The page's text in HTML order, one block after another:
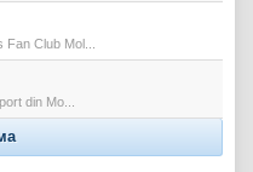
Club Mol...
din Mo...